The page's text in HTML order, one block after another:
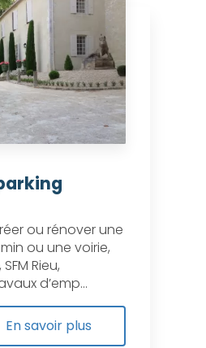
ou rénover une
ou une voirie,
Rieu,
d’emp...
En savoir plus